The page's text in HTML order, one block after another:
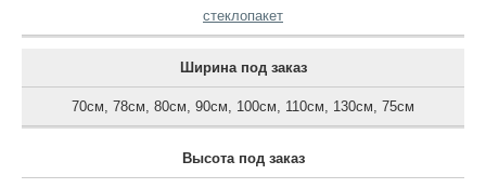
стеклопакет
Ширина под заказ
70см, 78см, 80см, 90см, 100см, 110см, 130см, 75см
Высота под заказ